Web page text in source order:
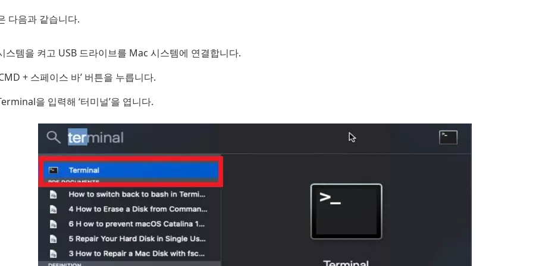
다음과 같습니다.
스템을 켜고 USB 드라이브를 Mac 시스템에 연결합니다.
+ 스페이스 바’ 버튼을 누릅니다.
을 입력해 ‘터미널’을 엽니다.